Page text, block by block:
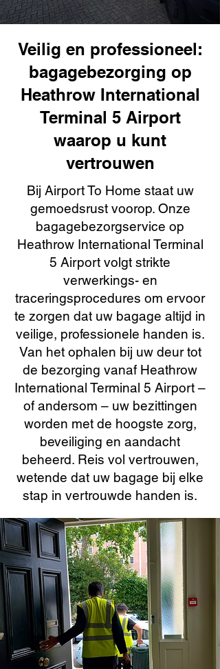
Veilig en professioneel:
bagagebezorging op
Heathrow International
Terminal 5 Airport
waarop u kunt
vertrouwen
Bij Airport To Home staat uw
gemoedsrust voorop. Onze
bagagebezorgservice op
Heathrow International Terminal
5 Airport volgt strikte
verwerkings- en
traceringsprocedures om ervoor
te zorgen dat uw bagage altijd in
veilige, professionele handen is.
Van het ophalen bij uw deur tot
de bezorging vanaf Heathrow
International Terminal 5 Airport –
of andersom – uw bezittingen
worden met de hoogste zorg,
beveiliging en aandacht
beheerd. Reis vol vertrouwen,
wetende dat uw bagage bij elke
stap in vertrouwde handen is.